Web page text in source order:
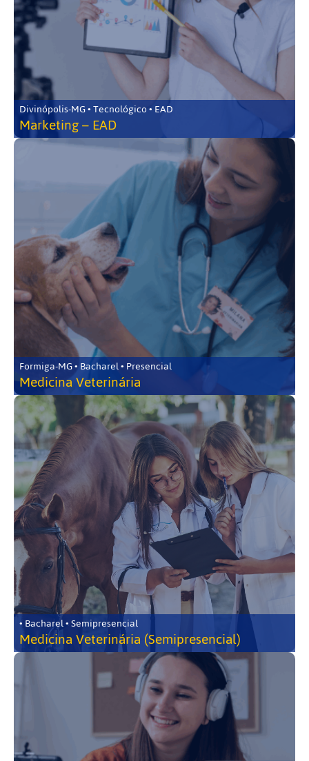
Divinópolis-MG • Tecnológico • EAD
Marketing – EAD
Formiga-MG • Bacharel • Presencial
Medicina Veterinária
• Bacharel • Semipresencial
Medicina Veterinária (Semipresencial)